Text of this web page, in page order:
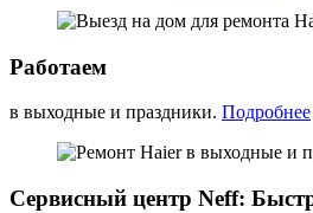
Работаем
в выходные и праздники. Подробнее
Сервисный центр Neff: